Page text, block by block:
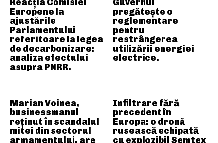
Reacția Comisiei
Europene la
ajustările
Parlamentului
referitoare la legea
de decarbonizare:
analiza efectului
asupra PNRR.
Guvernul
pregătește o
reglementare
pentru
restrângerea
utilizării energiei
electrice.
Marian Voinea,
businessmanul
reținut în scandalul
mitei din sectorul
armamentului, are
Infiltrare fără
precedent în
Europa: o dronă
rusească echipată
cu explozibil Semtex